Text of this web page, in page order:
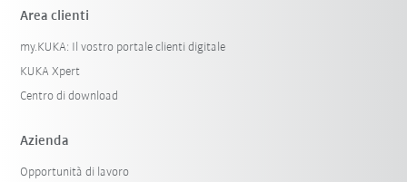
Area clienti
my.KUKA: Il vostro portale clienti digitale
KUKA Xpert
Centro di download
Azienda
Opportunità di lavoro